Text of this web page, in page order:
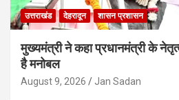
उत्तराखंड देहरादून शासन प्रशासन
मुख्यमंत्री ने कहा प्रधानमंत्री के
है मनोबल
August 9, 2026 Jan Sadan